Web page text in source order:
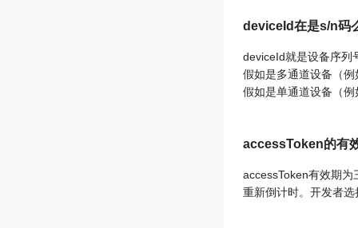
deviceId在是s/n码
deviceId就是设备序列
假如是多通道设备（
假如是单通道设备（
accessToken的有
accessToken有效期
重新倒计时。开发者